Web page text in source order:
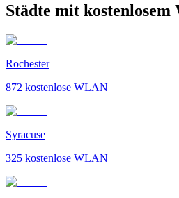
Städte mit
Rochester
872 kostenlose WLAN
Syracuse
325 kostenlose WLAN